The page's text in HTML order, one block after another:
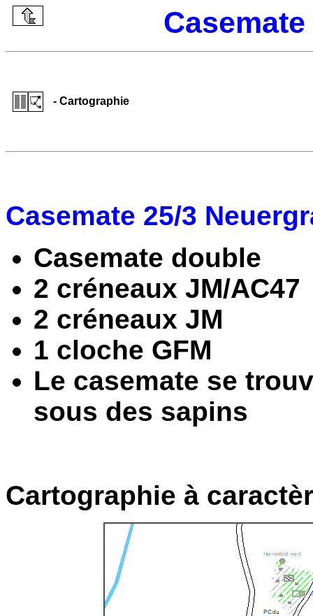
- Cartographie
Casemate 25/3
Casemate double
2 créneaux JM/AC47
2 créneaux JM
1 cloche GFM
Le casemate se
sous des sapins
Cartographie à